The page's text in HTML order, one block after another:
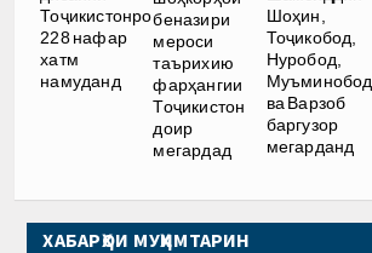
Тоҷикистонро
228 нафар
хатм
намуданд
беназири
мероси
таърихию
фарҳангии
Тоҷикистон
доир
мегардад
Шоҳин,
Тоҷикобод,
Нуробод,
Муъминобод
ва Варзоб
баргузор
мегарданд
ХАБАРҲОИ МУҲИМТАРИН